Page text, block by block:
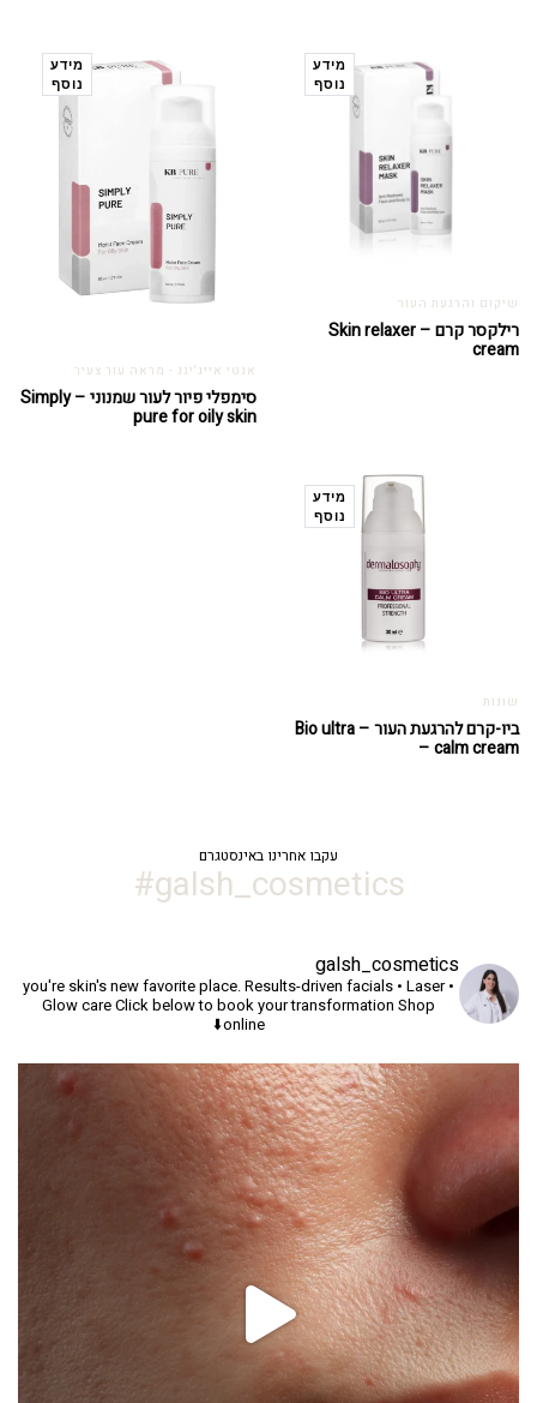
מידע
נוסף
שיקום והרגעת העור
רילקסר קרם – Skin relaxer
cream
מידע
נוסף
אנטי אייג'ינג - מראה עור צעיר
סימפלי פיור לעור שמנוני – Simply
pure for oily skin
מידע
נוסף
שונות
ביו-קרם להרגעת העור – Bio ultra
– calm cream
עקבו אחרינו באינסטגרם
galsh_cosmetics#
galsh_cosmetics
you're skin's new favorite place.Results-driven facials • Laser •
Glow careClick below to book your transformation Shop
online⬇️